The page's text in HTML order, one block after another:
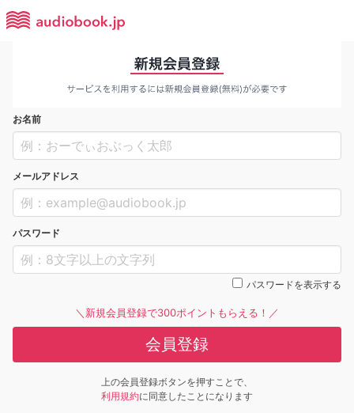
お名前
メールアドレス
パスワード
パスワードを表示する
＼新規会員登録で300ポイントもらえる！／
会員登録
上の会員登録ボタンを押すことで、
利用規約に同意したことになります